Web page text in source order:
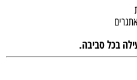
בכל סביבה.